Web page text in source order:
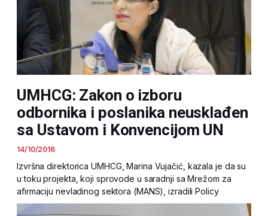
UMHCG: Zakon o izboru
odbornika i poslanika neusklađen
sa Ustavom i Konvencijom UN
14/10/2016
Izvršna direktorica UMHCG, Marina Vujačić, kazala je da su
u toku projekta, koji sprovode u saradnji sa Mrežom za
afirmaciju nevladinog sektora (MANS), izradili Policy